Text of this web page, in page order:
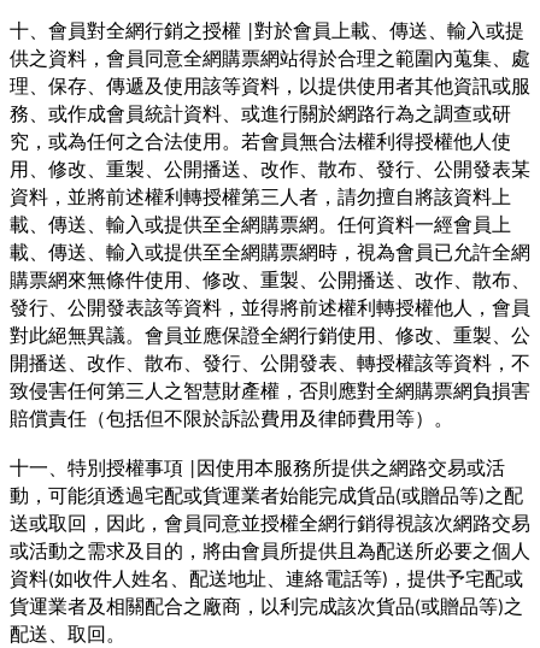
十、會員對全網行銷之授權 對於會員上載、傳送、輸入或提
供之資料，會員同意全網購票網站得於合理之範圍內蒐集、處
理、保存、傳遞及使用該等資料，以提供使用者其他資訊或服
務、或作成會員統計資料、或進行關於網路行為之調查或研
究，或為任何之合法使用。若會員無合法權利得授權他人使
用、修改、重製、公開播送、改作、散布、發行、公開發表某
資料，並將前述權利轉授權第三人者，請勿擅自將該資料上
載、傳送、輸入或提供至全網購票網。任何資料一經會員上
載、傳送、輸入或提供至全網購票網時，視為會員已允許全網
購票網來無條件使用、修改、重製、公開播送、改作、散布、
發行、公開發表該等資料，並得將前述權利轉授權他人，會員
對此絕無異議。會員並應保證全網行銷使用、修改、重製、公
開播送、改作、散布、發行、公開發表、轉授權該等資料，不
致侵害任何第三人之智慧財產權，否則應對全網購票網負損害
賠償責任（包括但不限於訴訟費用及律師費用等）。
十一、特別授權事項 因使用本服務所提供之網路交易或活
動，可能須透過宅配或貨運業者始能完成貨品(或贈品等)之配
送或取回，因此，會員同意並授權全網行銷得視該次網路交易
或活動之需求及目的，將由會員所提供且為配送所必要之個人
資料(如收件人姓名、配送地址、連絡電話等) ，提供予宅配或
貨運業者及相關配合之廠商，以利完成該次貨品(或贈品等)之
配送、取回。